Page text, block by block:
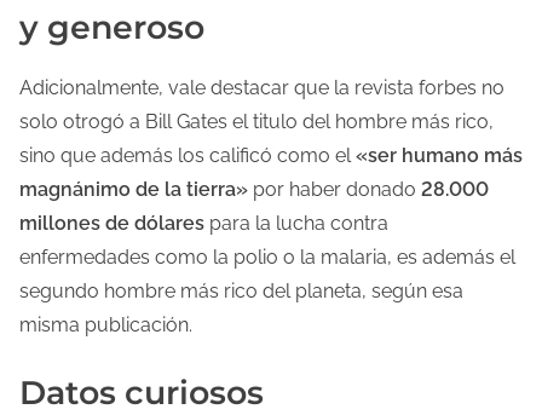
l
e
n
t
r
a
d
a
y generoso
Adicionalmente, vale destacar que la revista forbes no
solo otrogó a Bill Gates el titulo del hombre más rico,
sino que además los calificó como el«ser humano más
magnánimo de la tierra» por haber donado 28.000
millones de dólares para la lucha contra
enfermedades como la polio o la malaria, es además el
segundo hombre más rico del planeta, según esa
misma publicación.
Datos curiosos